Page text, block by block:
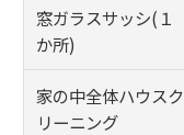
窓ガラスサッシ(１
か所)
家の中全体ハウスク
リーニング